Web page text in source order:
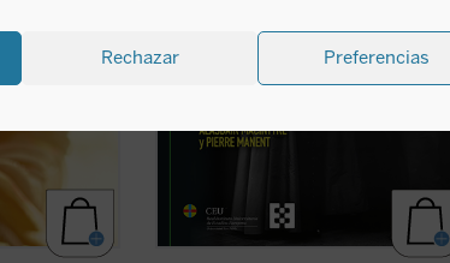
Rechazar Preferencias